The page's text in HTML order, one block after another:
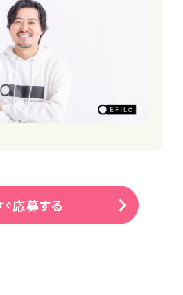
ず出勤をお願い
出勤をお願いしま
実績あり）
（AT限定可）
ぐ応募する